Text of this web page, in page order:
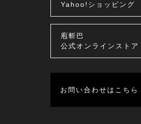
Yahoo!ショッピング
庖斬巴
公式オンラインストア
お問い合わせはこちら